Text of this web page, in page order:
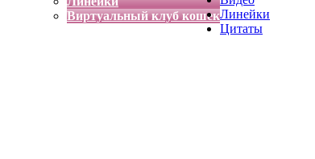
Виртуальный клуб кошекЛинейки
Цитаты